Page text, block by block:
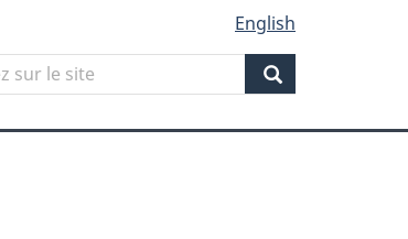
English
Search